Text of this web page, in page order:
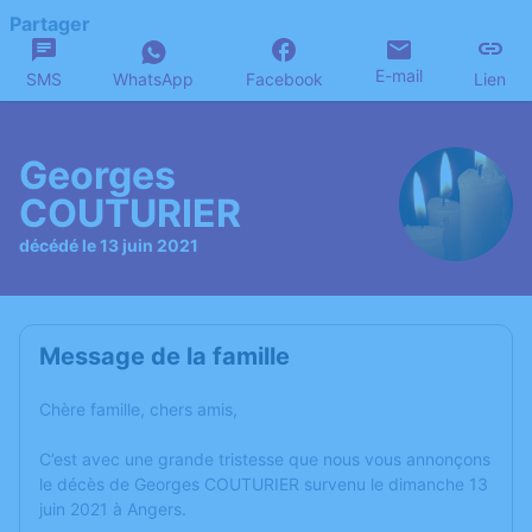
Partager
SMS WhatsApp Facebook E-mail Lien
Georges
COUTURIER
décédé le 13 juin 2021
Message de la famille
Chère famille, chers amis,
C’est avec une grande tristesse que nous vous annonçons
le décès de Georges COUTURIER survenu le dimanche 13
juin 2021 à Angers.